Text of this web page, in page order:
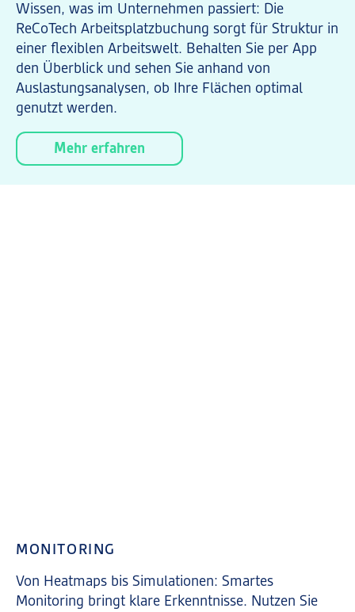
Wissen, was im Unternehmen passiert: Die
ReCoTech Arbeitsplatzbuchung sorgt für Struktur in
einer flexiblen Arbeitswelt. Behalten Sie per App
den Überblick und sehen Sie anhand von
Auslastungsanalysen, ob Ihre Flächen optimal
genutzt werden.
Mehr erfahren
MONITORING
Von Heatmaps bis Simulationen: Smartes
Monitoring bringt klare Erkenntnisse. Nutzen Sie